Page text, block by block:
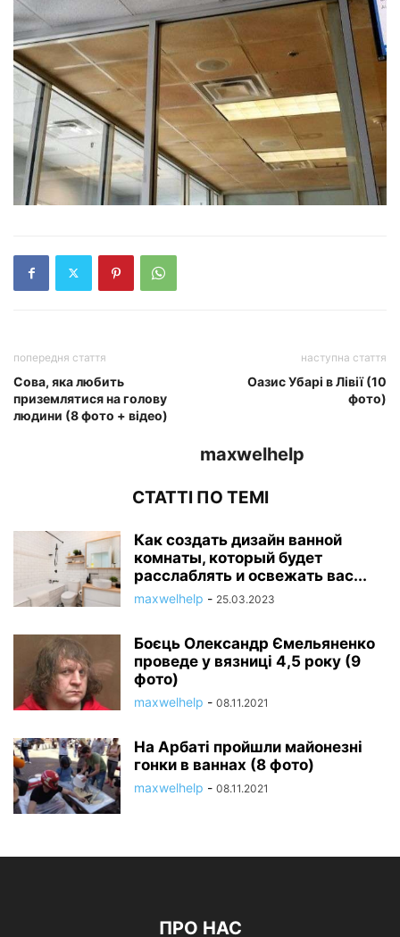
попередня стаття
Сова, яка любить
приземлятися на голову
людини (8 фото + відео)
наступна стаття
Оазис Убарі в Лівії (10
фото)
maxwelhelp
СТАТТІ ПО ТЕМІ
Как создать дизайн ванной
комнаты, который будет
расслаблять и освежать вас...
maxwelhelp - 25.03.2023
Боєць Олександр Ємельяненко
проведе у вязниці 4,5 року (9
фото)
maxwelhelp - 08.11.2021
На Арбаті пройшли майонезні
гонки в ваннах (8 фото)
maxwelhelp - 08.11.2021
ПРО НАС